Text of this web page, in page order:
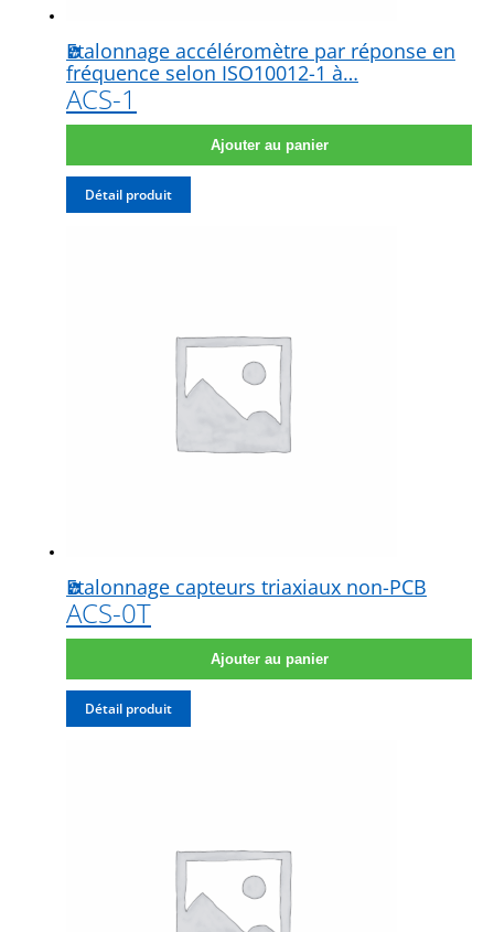
Etalonnage accéléromètre par réponse en
fréquence selon ISO10012-1 à…
ACS-1
Ajouter au panier
Détail produit
Etalonnage capteurs triaxiaux non-PCB
ACS-0T
Ajouter au panier
Détail produit